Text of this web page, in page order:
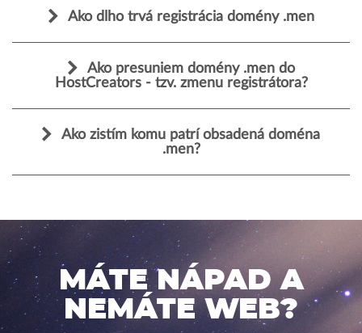
Ako dlho trvá registrácia domény .men
Ako presuniem domény .men do
HostCreators - tzv. zmenu registrátora?
Ako zistím komu patrí obsadená doména
.men?
MÁTE NÁPAD A
NEMÁTE WEB?